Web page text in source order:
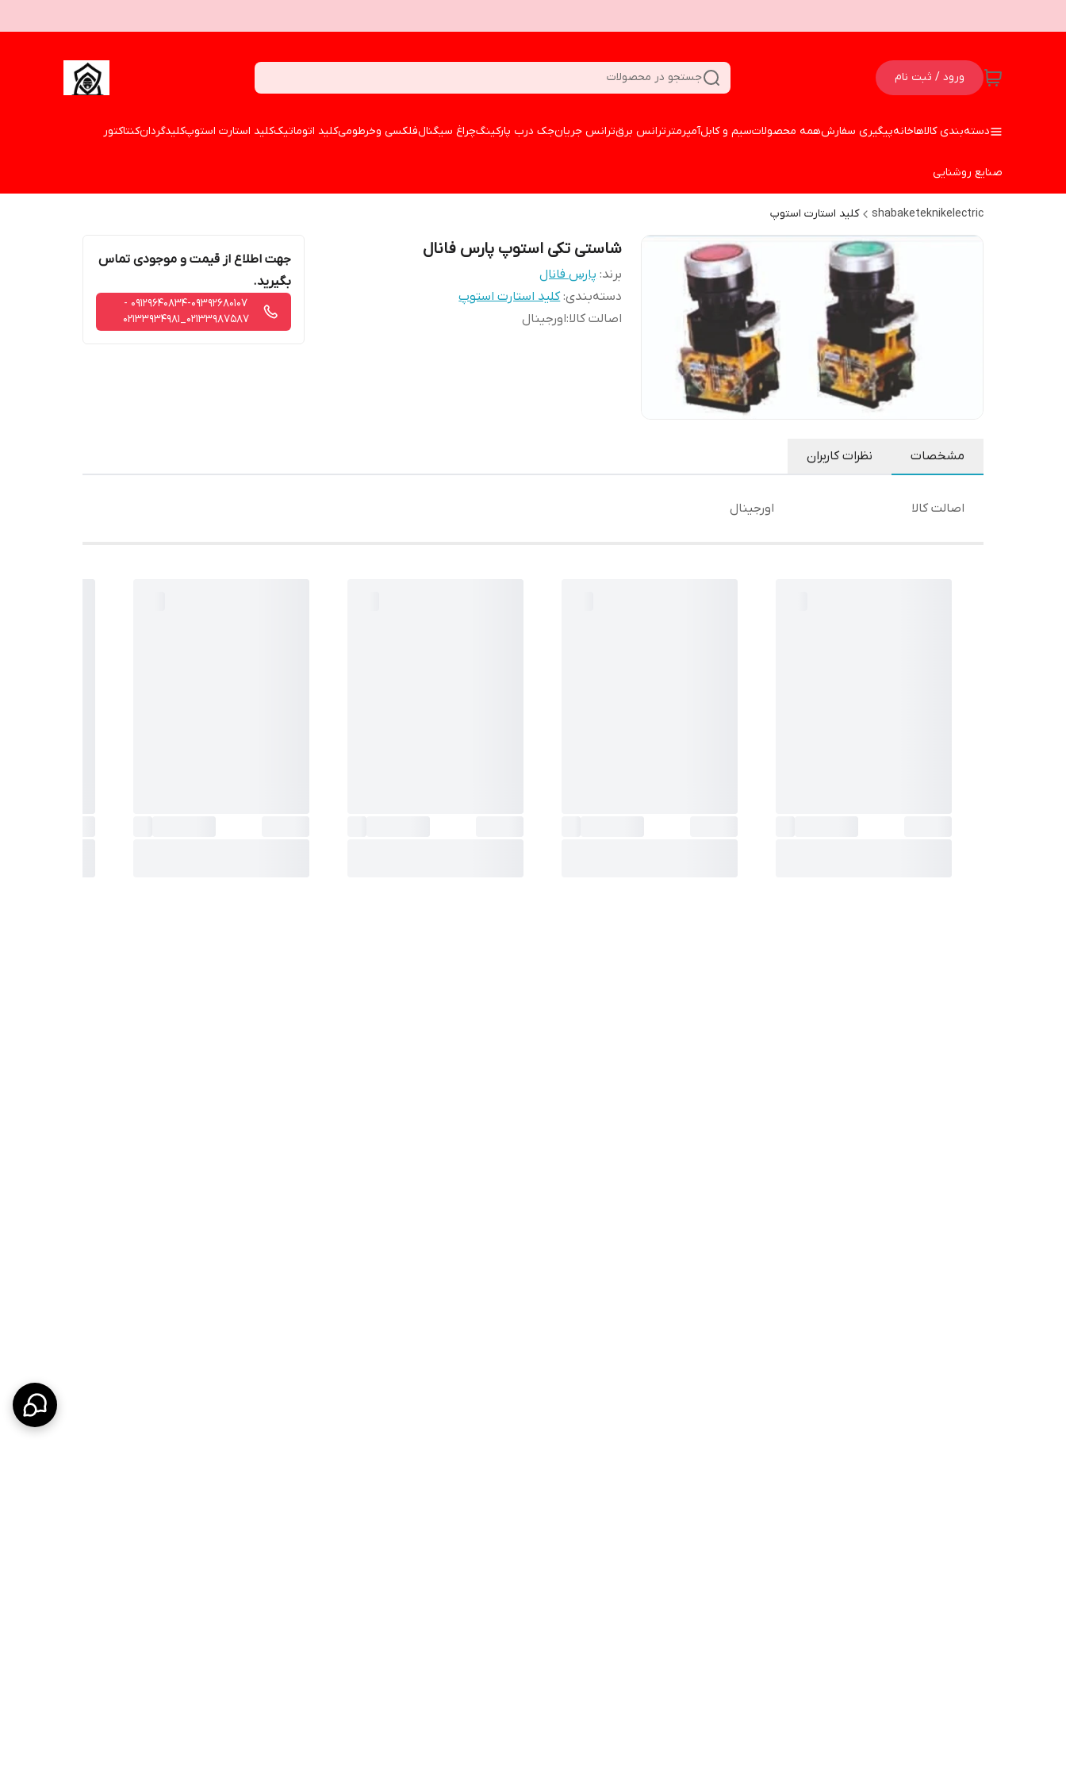
ورود / ثبت نام جستجو در محصولات
دسته‌بندی کالاهاخانهپیگیری سفارشهمه محصولاتسیم و کابلآمپرمترترانس برقترانس جریانجک درب پارکینگچراغ سیگنالفلکسی وخرطومیکلید اتوماتیککلید استارت استوپکلیدگردانکنتاکتور
صنایع روشنایی
shabaketeknikelectric کلید استارت استوپ
شاستی تکی استوپ پارس فانال
برند: پارس فانال
دسته‌بندی:کلید استارت استوپ
اصالت کالا:اورجینال
جهت اطلاع از قیمت و موجودی تماس
بگیرید.
09129640834-09392680107 -
02133987587_02133934981
مشخصات نظرات کاربران
اصالت کالا اورجینال